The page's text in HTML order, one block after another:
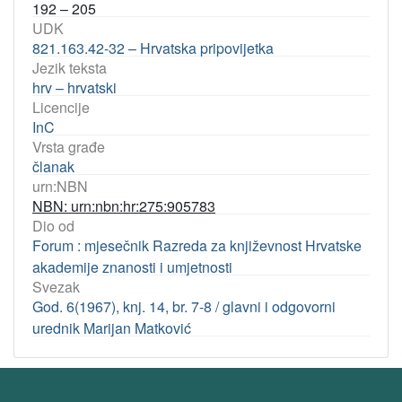
192 – 205
UDK
821.163.42-32 – Hrvatska pripovijetka
Jezik teksta
hrv – hrvatski
Licencije
InC
Vrsta građe
članak
urn:NBN
NBN: urn:nbn:hr:275:905783
Dio od
Forum : mjesečnik Razreda za književnost Hrvatske
akademije znanosti i umjetnosti
Svezak
God. 6(1967), knj. 14, br. 7-8 / glavni i odgovorni
urednik Marijan Matković